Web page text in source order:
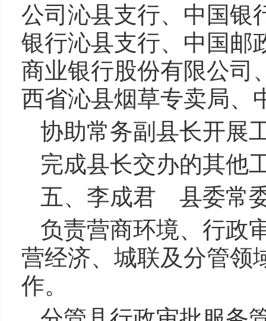
公司沁县支行、中国银
银行沁县支行、中国邮
商业银行股份有限公司
西省沁县烟草专卖局、
协助常务副县长开展
完成县长交办的其他
五、李成君 县委常
负责营商环境、行政
营经济、城联及分管领
作。